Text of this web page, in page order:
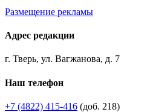
Размещение рекламы
Адрес редакции
г. Тверь, ул. Вагжанова, д. 7
Наш телефон
+7 (4822) 415-416 (доб. 218)